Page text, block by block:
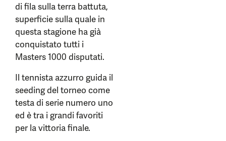
di fila sulla terra battuta,
superficie sulla quale in
questa stagione ha già
conquistato tutti i
Masters 1000 disputati.
Il tennista azzurro guida il
seeding del torneo come
testa di serie numero uno
ed è tra i grandi favoriti
per la vittoria finale.